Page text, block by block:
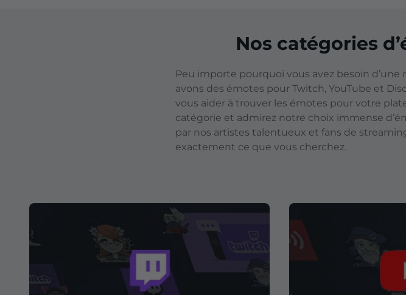
Nos catégories
Peu importe pourquoi vous avez besoin
avons des émotes pour Twitch, YouTube et
vous aider à trouver les émotes pour votre
catégorie et admirez notre choix immense
par nos artistes talentueux et fans de
exactement ce que vous cherchez.